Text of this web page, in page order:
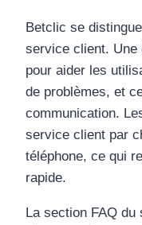
Betclic se
service client. Une
pour aider les
de problèmes, et
communication.
service client par
téléphone, ce qui
rapide.
La section FAQ du